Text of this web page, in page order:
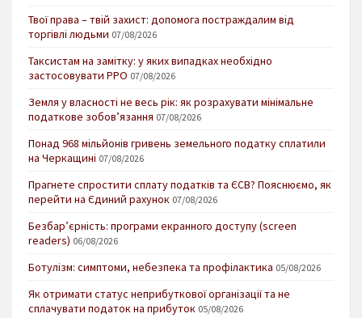
Твої права – твій захист: допомога постраждалим від
торгівлі людьми 07/08/2026
Таксистам на замітку: у яких випадках необхідно
застосовувати РРО 07/08/2026
Земля у власності не весь рік: як розрахувати мінімальне
податкове зобов’язання 07/08/2026
Понад 968 мільйонів гривень земельного податку сплатили
на Черкащині 07/08/2026
Прагнете спростити сплату податків та ЄСВ? Пояснюємо, як
перейти на Єдиний рахунок 07/08/2026
Безбар’єрність: програми екранного доступу (screen
readers) 06/08/2026
Ботулізм: симптоми, небезпека та профілактика 05/08/2026
Як отримати статус неприбуткової організації та не
сплачувати податок на прибуток 05/08/2026